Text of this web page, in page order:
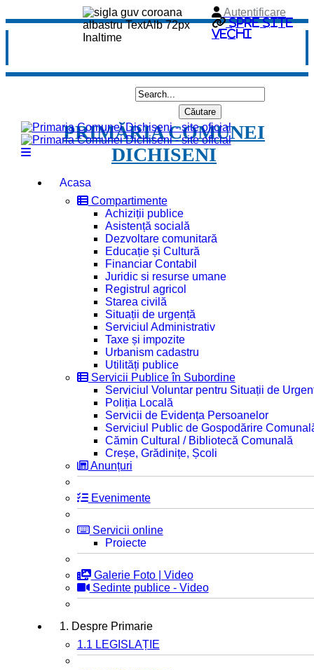
Spre site
vechi
Autentificare
PRIMĂRIA COMUNEI
DICHISENI
Acasa
Compartimente
Achiziții publice
Asistență socială
Dezvoltare comunitară
Educație și Cultură
Financiar Contabil
Juridic si resurse umane
Registrul agricol
Starea civilă
Situații de urgență
Serviciul Administrativ
Taxe și impozite
Urbanism cadastru
Utilități publice
Servicii Publice în Subordine
Serviciul Voluntar pentru Situații de
Poliția Locală
Servicii de Evidența Persoanelor
Serviciul Public de Gospodărire
Cămin Cultural / Bibliotecă Comunală
Creșe, Grădinițe, Școli
Anunțuri
Evenimente
Servicii online
Proiecte
Galerie Foto | Video
Sedinte publice - Video
1. Despre Primarie
1.1 LEGISLAȚIE